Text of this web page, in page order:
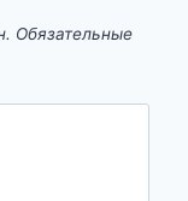
Обязательные